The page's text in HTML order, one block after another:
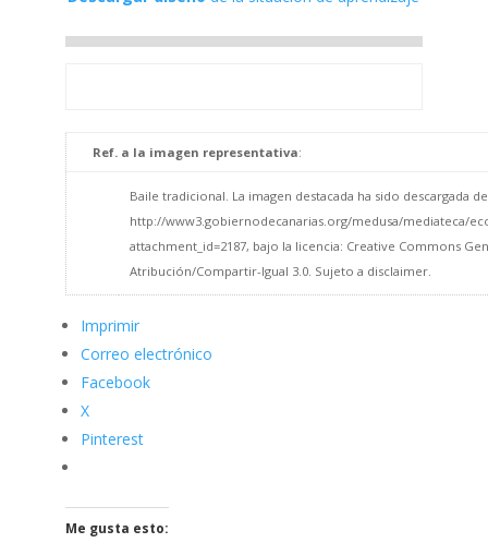
Ref. a la imagen representativa:
Baile tradicional. La imagen destacada ha sido descargada de
http://www3.gobiernodecanarias.org/medusa/mediateca/
attachment_id=2187, bajo la licencia: Creative Commons
Atribución/Compartir-Igual 3.0. Sujeto a disclaimer.
Imprimir
Correo electrónico
Facebook
X
Pinterest
Me gusta esto: